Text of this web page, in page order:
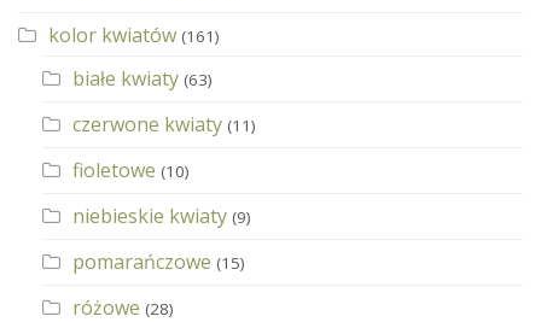
kolor kwiatów (161)
białe kwiaty (63)
czerwone kwiaty (11)
fioletowe (10)
niebieskie kwiaty (9)
pomarańczowe (15)
różowe (28)